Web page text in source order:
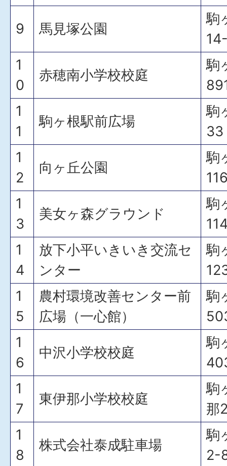
9 馬見塚公園
駒
1
0
赤穂南小学校校庭
駒
1
1
駒ヶ根駅前広場
駒
33
1
2
向ヶ丘公園
駒
1
3
美女ヶ森グラウンド
駒
1
4
放下小平いきいき交流セ
ンター
駒
1
5
農村環境改善センター前
広場（一心館）
駒
1
6
中沢小学校校庭
駒
1
7
東伊那小学校校庭
駒
那
1
8
株式会社泰成駐車場
駒
2-